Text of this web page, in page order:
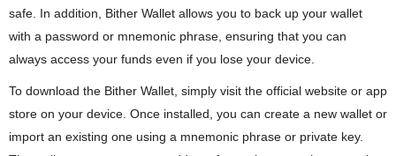
safe. In addition, Bither Wallet allows you to back up your wallet
with a password or mnemonic phrase, ensuring that you can
always access your funds even if you lose your device.
To download the Bither Wallet, simply visit the official website or app
store on your device. Once installed, you can create a new wallet or
import an existing one using a mnemonic phrase or private key.